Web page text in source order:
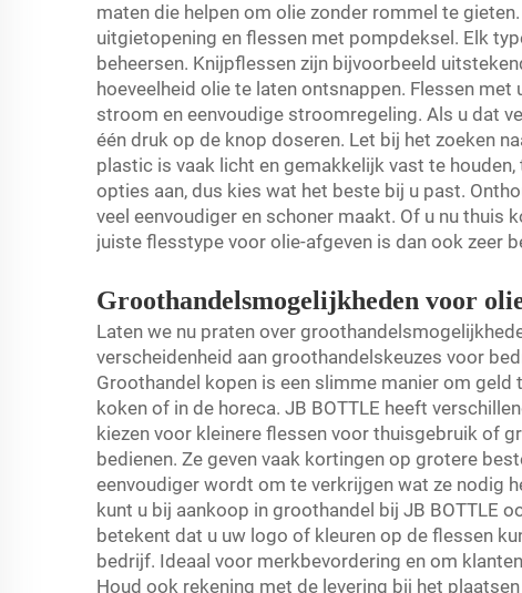
maten die helpen om olie zonder rommel te
uitgietopening en flessen met pompdeksel. Elk
beheersen. Knijpflessen zijn bijvoorbeeld
hoeveelheid olie te laten ontsnappen. Flessen
stroom en eenvoudige stroomregeling. Als u dat
één druk op de knop doseren. Let bij het zoeken
plastic is vaak licht en gemakkelijk vast te
opties aan, dus kies wat het beste bij u past.
veel eenvoudiger en schoner maakt. Of u nu thuis
juiste flesstype voor olie-afgeven is dan ook zeer
Groothandelsmogelijkheden voor
Laten we nu praten over
verscheidenheid aan groothandelskeuzes voor
Groothandel kopen is een slimme manier om
koken of in de horeca. JB BOTTLE heeft
kiezen voor kleinere flessen voor thuisgebruik of
bedienen. Ze geven vaak kortingen op grotere
eenvoudiger wordt om te verkrijgen wat ze nodig
kunt u bij aankoop in groothandel bij JB BOTTLE
betekent dat u uw logo of kleuren op de flessen
bedrijf. Ideaal voor merkbevordering en om
Houd ook rekening met de levering bij het